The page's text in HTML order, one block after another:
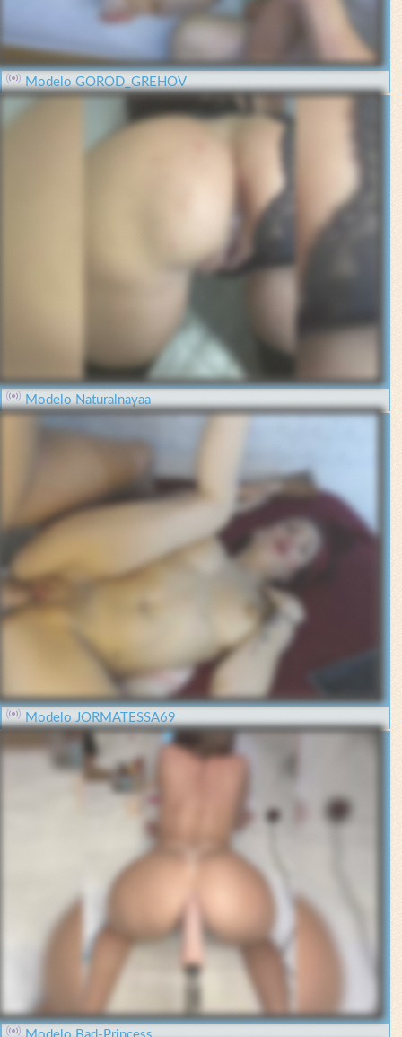
Modelo GOROD_GREHOV
Modelo Naturalnayaa
Modelo JORMATESSA69